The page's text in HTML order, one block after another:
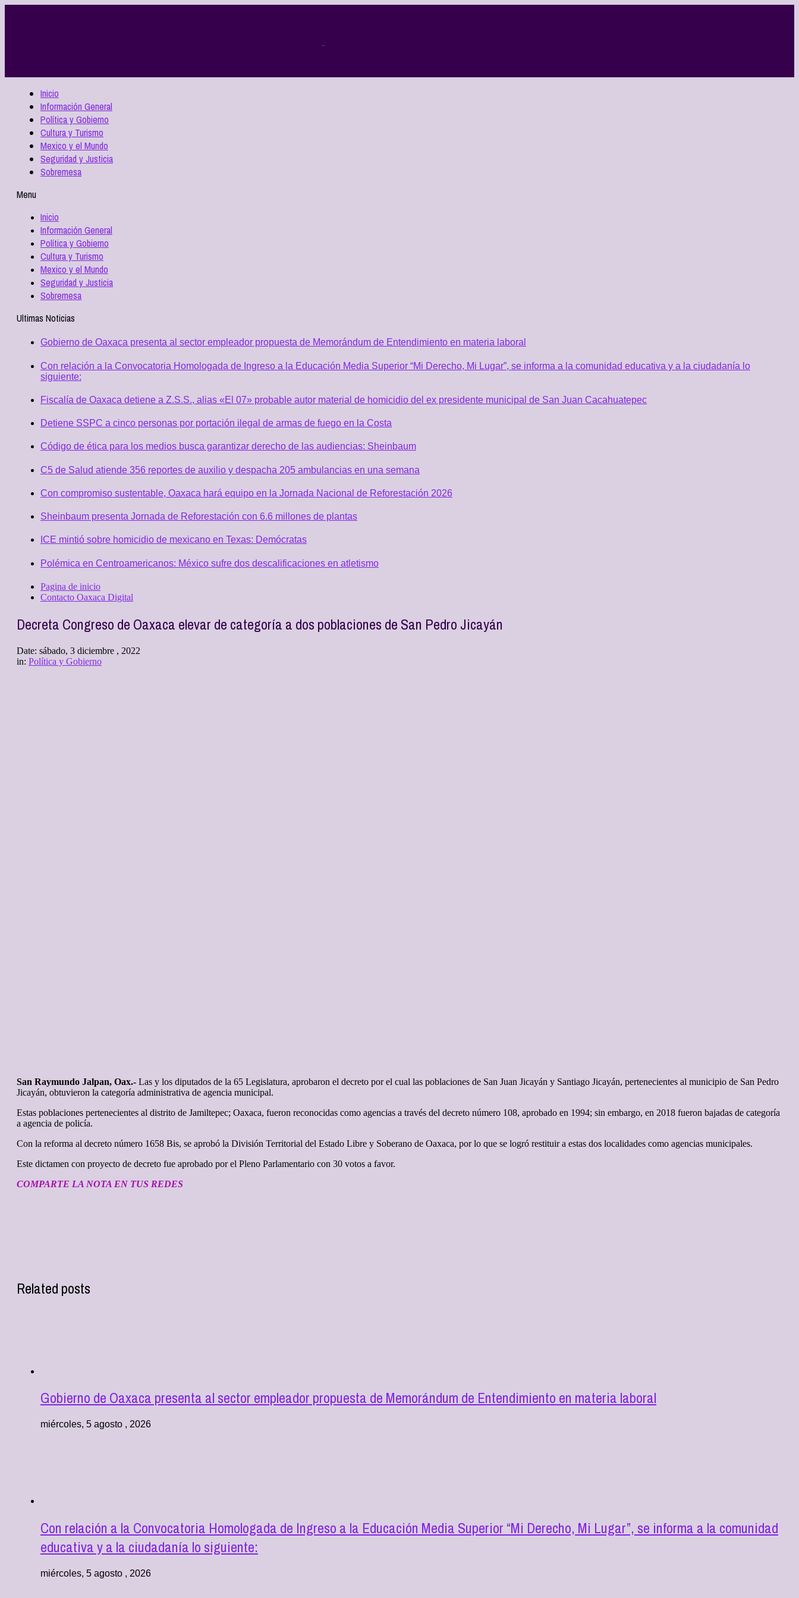
Inicio
Información General
Política y Gobierno
Cultura y Turismo
Mexico y el Mundo
Seguridad y Justicia
Sobremesa
Menu
Inicio
Información General
Política y Gobierno
Cultura y Turismo
Mexico y el Mundo
Seguridad y Justicia
Sobremesa
Ultimas Noticias
Gobierno de Oaxaca presenta al sector empleador propuesta de Memorándum de Entendimiento en materia laboral
Con relación a la Convocatoria Homologada de Ingreso a la Educación Media Superior “Mi Derecho, Mi Lugar”, se informa a la comunidad educativa y a la ciudadanía lo
siguiente:
Fiscalía de Oaxaca detiene a Z.S.S., alias «El 07» probable autor material de homicidio del ex presidente municipal de San Juan Cacahuatepec
Detiene SSPC a cinco personas por portación ilegal de armas de fuego en la Costa
Código de ética para los medios busca garantizar derecho de las audiencias: Sheinbaum
C5 de Salud atiende 356 reportes de auxilio y despacha 205 ambulancias en una semana
Con compromiso sustentable, Oaxaca hará equipo en la Jornada Nacional de Reforestación 2026
Sheinbaum presenta Jornada de Reforestación con 6.6 millones de plantas
ICE mintió sobre homicidio de mexicano en Texas: Demócratas
Polémica en Centroamericanos: México sufre dos descalificaciones en atletismo
Pagina de inicio
Contacto Oaxaca Digital
Decreta Congreso de Oaxaca elevar de categoría a dos poblaciones de San Pedro Jicayán
Date: sábado, 3 diciembre , 2022
in: Política y Gobierno
San Raymundo Jalpan, Oax.- Las y los diputados de la 65 Legislatura, aprobaron el decreto por el cual las poblaciones de San Juan Jicayán y Santiago Jicayán, pertenecientes al municipio de San Pedro
Jicayán, obtuvieron la categoría administrativa de agencia municipal.
Estas poblaciones pertenecientes al distrito de Jamiltepec; Oaxaca, fueron reconocidas como agencias a través del decreto número 108, aprobado en 1994; sin embargo, en 2018 fueron bajadas de categoría
a agencia de policía.
Con la reforma al decreto número 1658 Bis, se aprobó la División Territorial del Estado Libre y Soberano de Oaxaca, por lo que se logró restituir a estas dos localidades como agencias municipales.
Este dictamen con proyecto de decreto fue aprobado por el Pleno Parlamentario con 30 votos a favor.
COMPARTE LA NOTA EN TUS REDES
Related posts
Gobierno de Oaxaca presenta al sector empleador propuesta de Memorándum de Entendimiento en materia laboral
miércoles, 5 agosto , 2026
Con relación a la Convocatoria Homologada de Ingreso a la Educación Media Superior “Mi Derecho, Mi Lugar”, se informa a la comunidad
educativa y a la ciudadanía lo siguiente:
miércoles, 5 agosto , 2026